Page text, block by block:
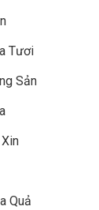
Tươi
Sản
Quả